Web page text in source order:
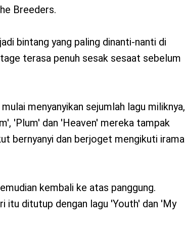
Breeders.
bintang yang paling dinanti-nanti di
terasa penuh sesak sesaat sebelum
menyanyikan sejumlah lagu miliknya,
'Plum' dan 'Heaven' mereka tampak
bernyanyi dan berjoget mengikuti irama
kembali ke atas panggung.
itu ditutup dengan lagu 'Youth' dan 'My